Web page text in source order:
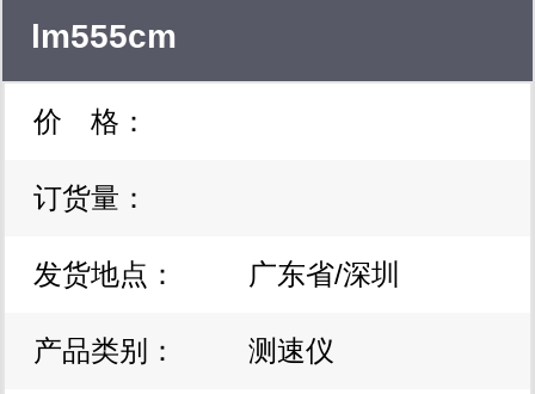
电子、新特优及停产、偏难、冷门元器
件咨询和配套； 8、批发美国、欧洲、
日本、台湾、韩国等著名半导体厂商的
高科技电子元器件；提供邮购、代购代
aleph艾礼富：磁簧开关/继电器、接
lm555cm
价 格：
订货量：
发货地点： 广东省/深圳
产品类别： 测速仪